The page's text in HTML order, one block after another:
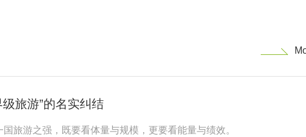
旅游”的名实纠结
旅游之强，既要看体量与规模，更要看能量与绩效。